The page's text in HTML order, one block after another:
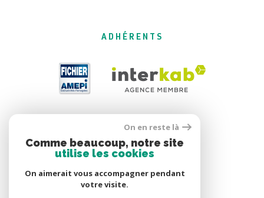
ADHÉRENTS
On en reste là
Comme beaucoup, notre site
utilise les cookies
On aimerait vous accompagner pendant
votre visite.